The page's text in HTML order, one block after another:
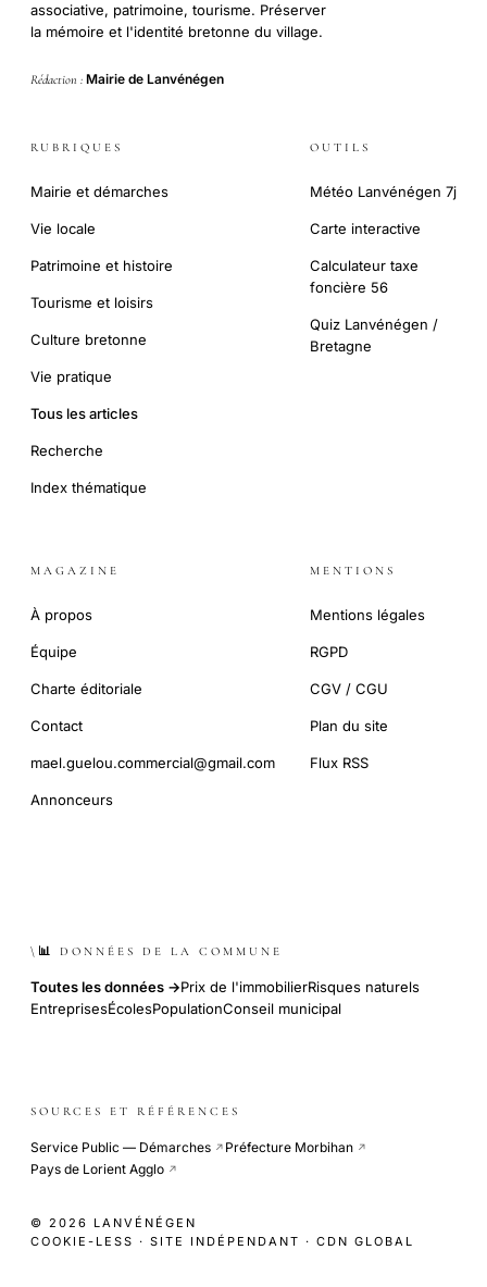
associative, patrimoine, tourisme. Préserver
la mémoire et l'identité bretonne du village.
Rédaction : Mairie de Lanvénégen
RUBRIQUES
Mairie et démarches
Vie locale
Patrimoine et histoire
Tourisme et loisirs
Culture bretonne
Vie pratique
Tous les articles
Recherche
Index thématique
OUTILS
Météo Lanvénégen 7j
Carte interactive
Calculateur taxe
foncière 56
Quiz Lanvénégen /
Bretagne
MAGAZINE
À propos
Équipe
Charte éditoriale
Contact
mael.guelou.commercial@gmail.com
Annonceurs
MENTIONS
Mentions légales
RGPD
CGV / CGU
Plan du site
Flux RSS
\📊 DONNÉES DE LA COMMUNE
Toutes les données →Prix de l'immobilierRisques naturels
EntreprisesÉcolesPopulationConseil municipal
SOURCES ET RÉFÉRENCES
Service Public — Démarches ↗ Préfecture Morbihan ↗
Pays de Lorient Agglo ↗
© 2026 LANVÉNÉGEN
COOKIE-LESS · SITE INDÉPENDANT · CDN GLOBAL